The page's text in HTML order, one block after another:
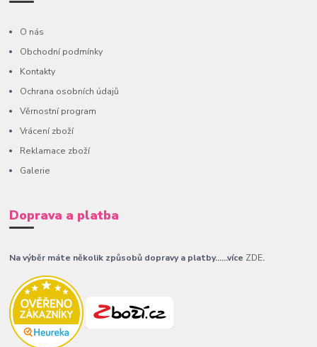
O nás
Obchodní podmínky
Kontakty
Ochrana osobních údajů
Věrnostní program
Vrácení zboží
Reklamace zboží
Galerie
Doprava a platba
Na výběr máte několik způsobů dopravy a platby......více ZDE.